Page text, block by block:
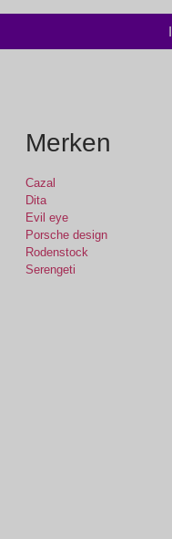
Merken
Cazal
Dita
Evil eye
Porsche design
Rodenstock
Serengeti